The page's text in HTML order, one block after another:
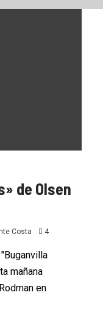
de Olsen
Costa 4
mañana
en